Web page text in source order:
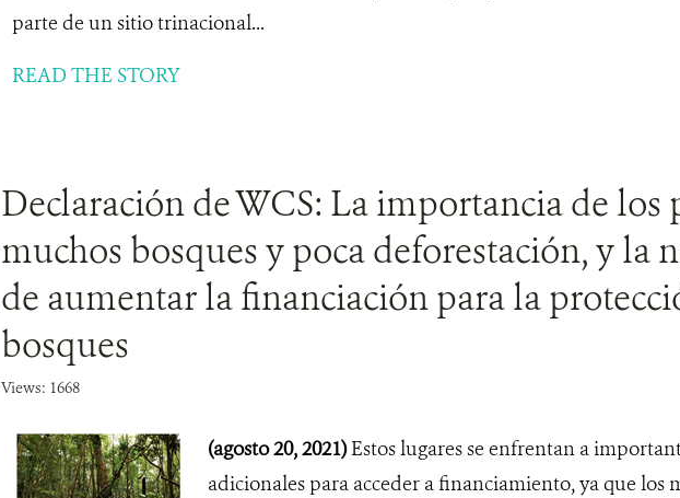
parte de un sitio trinacional...
READ THE STORY
Declaración de WCS: La importancia de los
muchos bosques y poca deforestación, y la
de aumentar la financiación para la
bosques
Views: 1668
(agosto 20, 2021)Estos lugares se enfrentan a
adicionales para acceder a financiamiento, ya que los